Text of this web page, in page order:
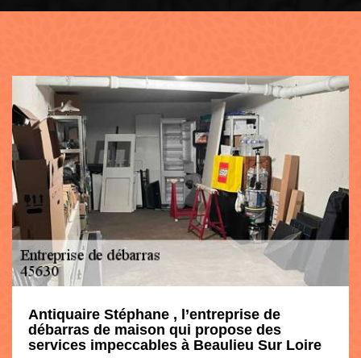
Antiquaire Stéphane , l’entreprise de
débarras de maison qui propose des
services impeccables à Beaulieu Sur Loire